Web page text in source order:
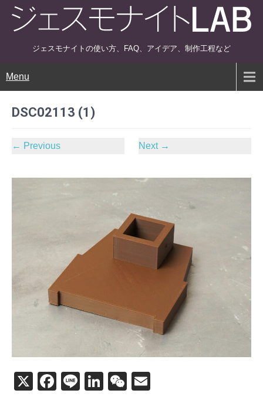
ジェスモナイトの使い方、FAQ、アイデア、制作工程など
Menu
DSC02113 (1)
← Previous Next →
X
F
Li
Li
W